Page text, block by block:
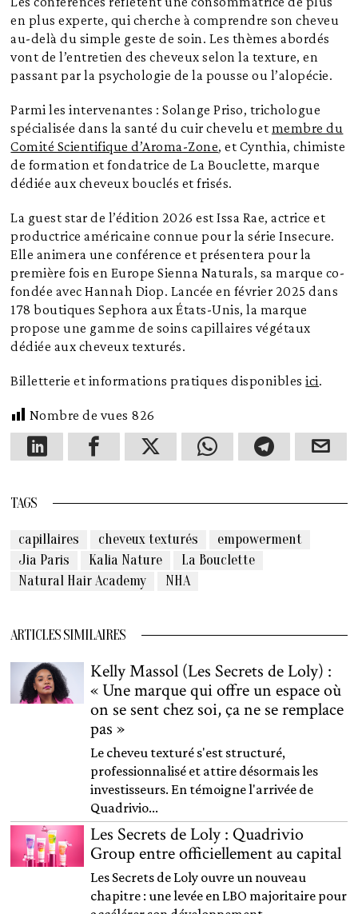
en plus experte, qui cherche à comprendre son cheveu
au-delà du simple geste de soin. Les thèmes abordés
vont de l’entretien des cheveux selon la texture, en
passant par la psychologie de la pousse ou l’alopécie.
Parmi les intervenantes : Solange Priso, trichologue
spécialisée dans la santé du cuir chevelu et membre du
Comité Scientifique d’Aroma-Zone, et Cynthia, chimiste
de formation et fondatrice de La Bouclette, marque
dédiée aux cheveux bouclés et frisés.
La guest star de l’édition 2026 est Issa Rae, actrice et
productrice américaine connue pour la série Insecure.
Elle animera une conférence et présentera pour la
première fois en Europe Sienna Naturals, sa marque co-
fondée avec Hannah Diop. Lancée en février 2025 dans
178 boutiques Sephora aux États-Unis, la marque
propose une gamme de soins capillaires végétaux
dédiée aux cheveux texturés.
Billetterie et informations pratiques disponiblesici.
Nombre de vues 826
TAGS
capillaires cheveux texturés
empowerment
Jia Paris
Kalia Nature
La Bouclette
Natural Hair Academy
NHA
ARTICLES SIMILAIRES
Kelly Massol (Les Secrets de Loly) :
« Une marque qui offre un espace où
on se sent chez soi, ça ne se remplace
pas »
Le cheveu texturé s'est structuré,
professionnalisé et attire désormais les
investisseurs. En témoigne l'arrivée de
Quadrivio...
Les Secrets de Loly : Quadrivio
Group entre officiellement au capital
Les Secrets de Loly ouvre un nouveau
chapitre : une levée en LBO majoritaire pour